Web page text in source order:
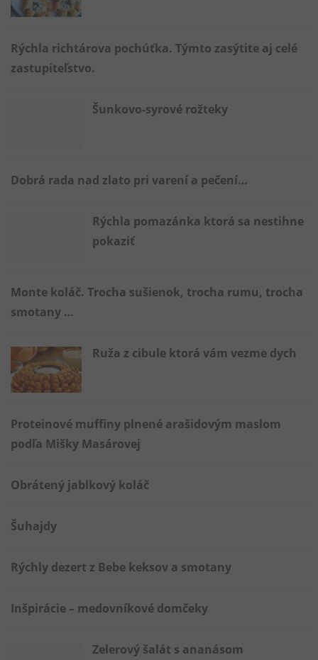
Rýchla richtárova pochúťka. Týmto zasýtite aj celé
zastupiteľstvo.
Šunkovo-syrové rožteky
Dobrá rada nad zlato pri varení a pečení…
Rýchla pomazánka ktorá sa nestihne
pokaziť
Monte koláč. Trocha sušienok, trocha rumu, trocha
smotany …
Ruža z cibule ktorá vám vezme dych
Proteinové muffiny plnené arašidovým maslom
podľa Mišky Masárovej
Obrátený jablkový koláč
Šuhajdy
Rýchly dezert z Bebe keksov a smotany
Inšpirácie – medovníkové domčeky
Zelerový šalát s ananásom